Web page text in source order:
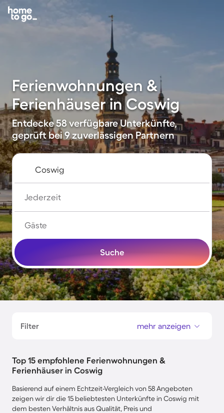
Ferienwohnungen &
Ferienhäuser in Coswig
Entdecke 58 verfügbare Unterkünfte,
geprüft bei 9 zuverlässigen Partnern
Jederzeit
Gäste
Suche
Filter mehr anzeigen
Top 15 empfohlene Ferienwohnungen &
Ferienhäuser in Coswig
Basierend auf einem Echtzeit-Vergleich von 58 Angeboten
zeigen wir dir die 15 beliebtesten Unterkünfte in Coswig mit
dem besten Verhältnis aus Qualität, Preis und